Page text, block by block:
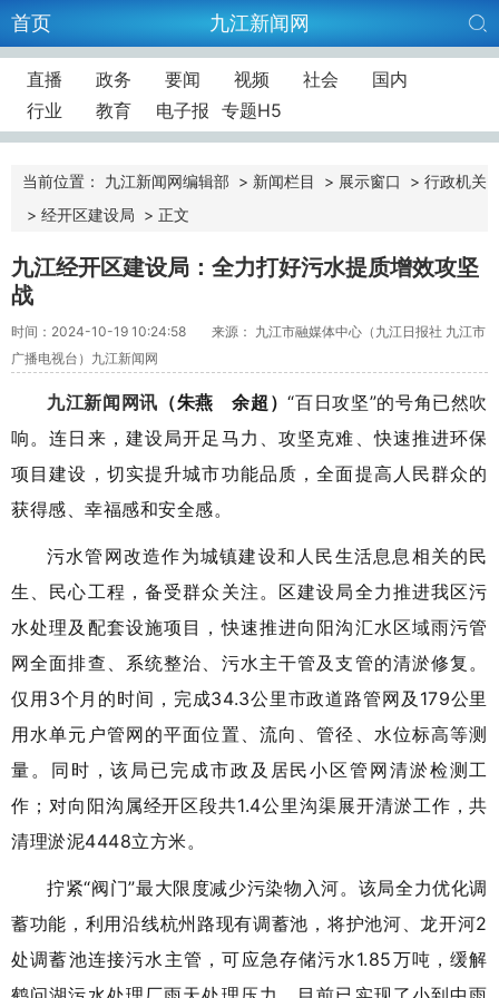
首页 九江新闻网
直播 政务 要闻 视频 社会
国内
行业
教育 电子报 专题H5
当前位置： 九江新闻网编辑部 > 新闻栏目 > 展示窗口 > 行政机关
> 经开区建设局 > 正文
九江经开区建设局：全力打好污水提质增效攻坚
战
时间：2024-10-19 10:24:58
来源： 九江市融媒体中心（九江日报社 九江市
广播电视台）九江新闻网
九江新闻网讯 （朱燕 余超）“百日攻坚”的号角已然吹
响。连日来，建设局开足马力、攻坚克难、快速推进环保
项目建设，切实提升城市功能品质，全面提高人民群众的
获得感、幸福感和安全感。
污水管网改造作为城镇建设和人民生活息息相关的民
生、民心工程，备受群众关注。区建设局全力推进我区污
水处理及配套设施项目，快速推进向阳沟汇水区域雨污管
网全面排查、系统整治、污水主干管及支管的清淤修复。
仅用3个月的时间，完成34.3公里市政道路管网及179公里
用水单元户管网的平面位置、流向、管径、水位标高等测
量。同时，该局已完成市政及居民小区管网清淤检测工
作；对向阳沟属经开区段共1.4公里沟渠展开清淤工作，共
清理淤泥4448立方米。
拧紧“阀门”最大限度减少污染物入河。该局全力优化调
蓄功能，利用沿线杭州路现有调蓄池，将护池河、龙开河2
处调蓄池连接污水主管，可应急存储污水1.85万吨，缓解